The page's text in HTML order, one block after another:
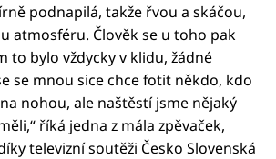
podnapilá, takže řvou a skáčou,
atmosféru. Člověk se u toho pak
to bylo vždycky v klidu, žádné
se mnou sice chce fotit někdo, kdo
nohou, ale naštěstí jsme nějaký
říká jedna z mála zpěvaček,
televizní soutěži Česko Slovenská